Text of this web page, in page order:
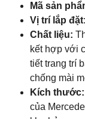
Mã sản
Vị trí lắp đặt:
Chất liệu:
kết hợp với
tiết trang trí
chống mài
Kích thước:
của